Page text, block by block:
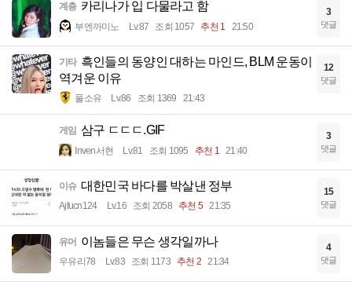
계층 카리나가 입 다물라고 함
부엔까미노 Lv.87 조회 1057 추천 1 21:50
3
댓글
기타 흑인들의 동양인 대하는 마인드, BLM 운동이
역겨운 이유
풀소유 Lv.86 조회 1369 21:43
12
댓글
게임 삼구 ㄷㄷㄷ.GIF
Inven서현 Lv.81 조회 1095 추천 1 21:40
3
댓글
이슈 대한민국 바다를 박살낸 정부
Ajfucn124 Lv.16 조회 2058 추천 5 21:35
15
댓글
유머 이놈들은 무슨 생각일까나
우유리78 Lv.83 조회 1173 추천 2 21:34
4
댓글